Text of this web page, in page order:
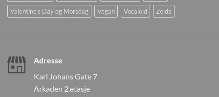
Valentine's Day og Morsdag
Vegan Vocaloid Zelda
Adresse
Karl Johans Gate 7
Arkaden 2.etasje